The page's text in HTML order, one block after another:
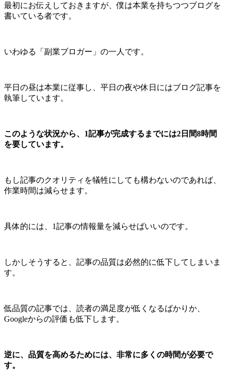
最初にお伝えしておきますが、僕は本業を持ちつつブログを
書いている者です。
いわゆる「副業ブロガー」の一人です。
平日の昼は本業に従事し、平日の夜や休日にはブログ記事を
執筆しています。
このような状況から、1記事が完成するまでには2日間8時間
を要しています。
もし記事のクオリティを犠牲にしても構わないのであれば、
作業時間は減らせます。
具体的には、1記事の情報量を減らせばいいのです。
しかしそうすると、記事の品質は必然的に低下してしまいま
す。
低品質の記事では、読者の満足度が低くなるばかりか、
Googleからの評価も低下します。
逆に、品質を高めるためには、非常に多くの時間が必要で
す。